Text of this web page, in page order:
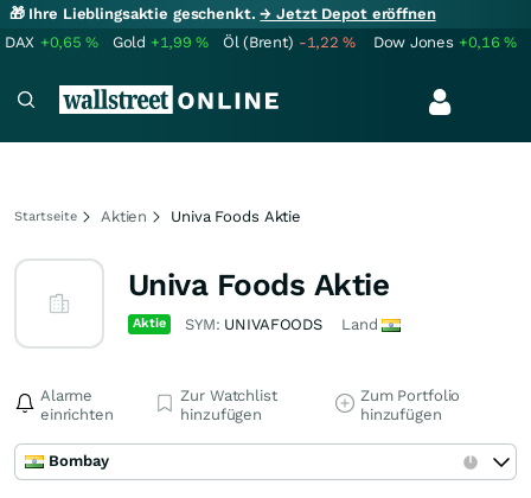
🎁 Ihre Lieblingsaktie geschenkt.→ Jetzt Depot eröffnen
DAX +0,65% Gold +1,99% Öl (Brent) -1,22% Dow Jones +0,16%
Startseite Aktien Univa Foods Aktie
Univa Foods Aktie
Aktie SYM: UNIVAFOODS Land
Alarme
einrichten
Zur Watchlist
hinzufügen
Zum Portfolio
hinzufügen
Bombay